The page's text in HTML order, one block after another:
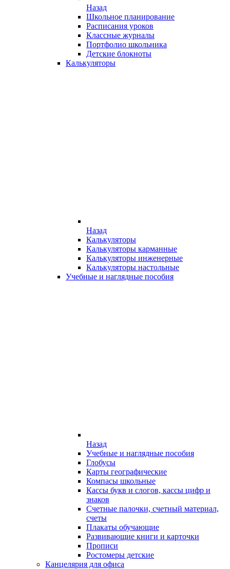
Назад
Школьное планирование
Расписания уроков
Классные журналы
Портфолио школьника
Детские блокноты
Калькуляторы
Назад
Калькуляторы
Калькуляторы карманные
Калькуляторы инженерные
Калькуляторы настольные
Учебные и наглядные пособия
Назад
Учебные и наглядные пособия
Глобусы
Карты географические
Компасы школьные
Кассы букв и слогов, кассы цифр и
знаков
Счетные палочки, счетный материал,
счеты
Плакаты обучающие
Развивающие книги и карточки
Прописи
Ростомеры детские
Канцелярия для офиса